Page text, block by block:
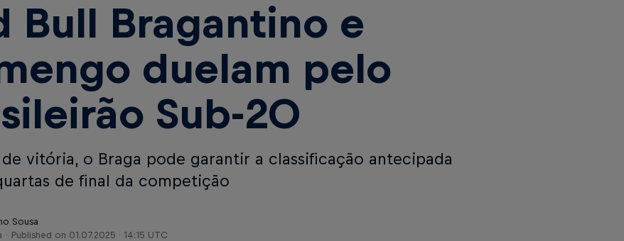
Bull Bragantino e
duelam pelo
Sub-20
de vitória, o Braga pode garantir a classificação antecipada
de final da competição
Sousa
Published on 01.07.2025 · 14:15 UTC